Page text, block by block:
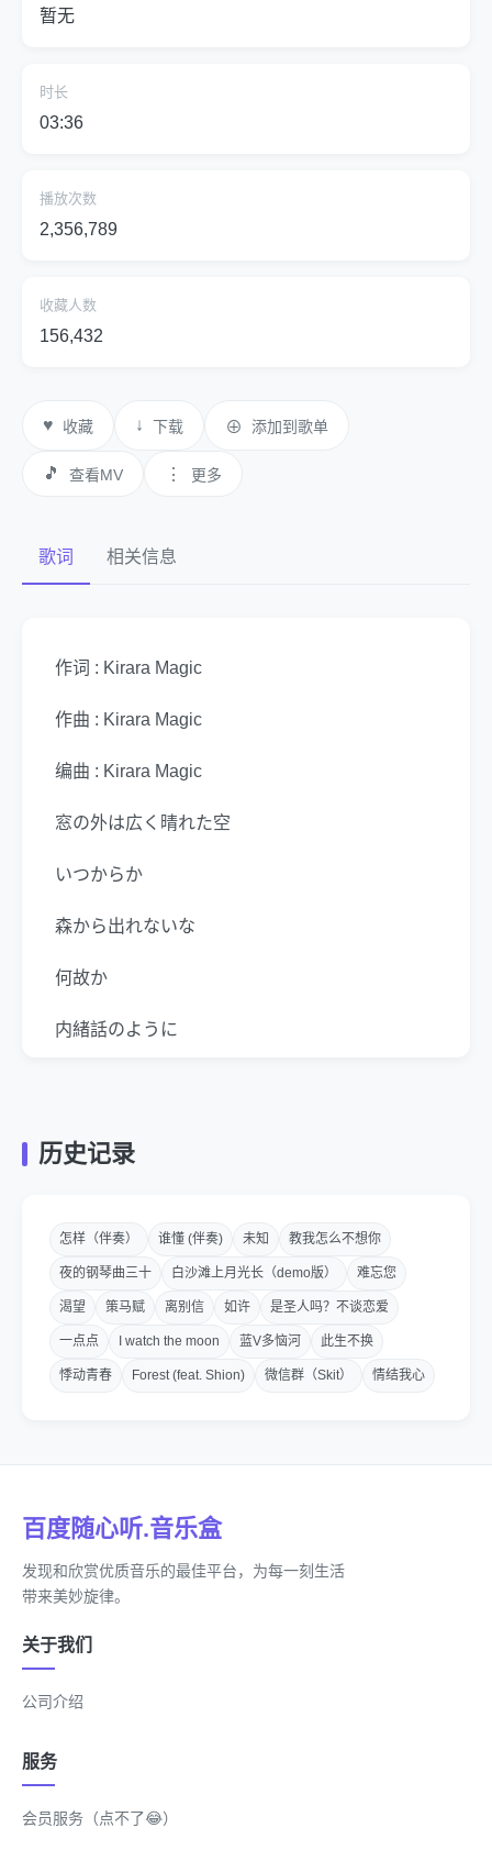
暂无
时长
03:36
播放次数
2,356,789
收藏人数
156,432
♥ 收藏 ↓ 下载 ⊕ 添加到歌单
🎵 查看MV ⋮ 更多
歌词 相关信息
作词 : Kirara Magic
作曲 : Kirara Magic
编曲 : Kirara Magic
窓の外は広く晴れた空
いつからか
森から出れないな
何故か
内緒話のように
今日もまた
風に包まれてく
私は
今日もまた
果てしのない旅に出る
星が辿りつく場所へ
行こう
历史记录
怎样（伴奏） 谁懂 (伴奏) 未知 教我怎么不想你
夜的钢琴曲三十 白沙滩上月光长（demo版） 难忘您
渴望 策马赋 离别信 如许 是圣人吗？不谈恋爱
一点点 I watch the moon 蓝V多恼河 此生不换
悸动青春 Forest (feat. Shion) 微信群（Skit） 情结我心
百度随心听.音乐盒
发现和欣赏优质音乐的最佳平台，为每一刻生活
带来美妙旋律。
关于我们
公司介绍
服务
会员服务（点不了😂）